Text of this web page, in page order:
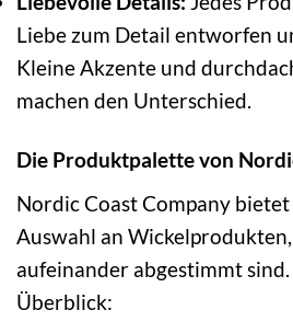
Liebe zum Detail entworfen
Kleine Akzente und
machen den Unterschied.
Die Produktpalette von
Nordic Coast Company
Auswahl an
aufeinander abgestimmt
Überblick: